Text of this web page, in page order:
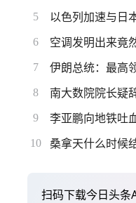
5 以色列加速与日
6 空调发明出来竟
7
8 南大数院院长疑
9 李亚鹏向地铁吐
10 桑拿天什么时候
扫码下载今日头条